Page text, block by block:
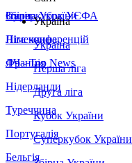
Збірна України
Італія
Німеччина
Франція
Нідерланди
Туреччина
Португалія
Бельгія
Суперкубок УЄФА
Ліга конференцій
ЛЧ - Top News
Україна
Україна
Перша ліга
Друга ліга
Кубок України
Суперкубок України